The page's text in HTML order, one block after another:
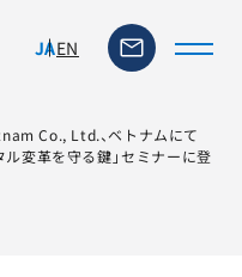
JAEN
Co., Ltd.、ベトナムにて
ル変革を守る鍵」セミナーに登